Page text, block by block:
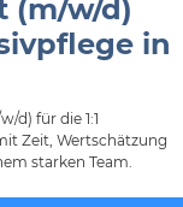
(m/w/d)
in
d) für die 1:1
Zeit, Wertschätzung
starken Team.